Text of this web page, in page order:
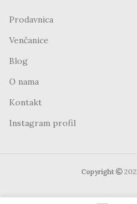
Prodavnica
Venčanice
Blog
O nama
Kontakt
Instagram profil
Copyright